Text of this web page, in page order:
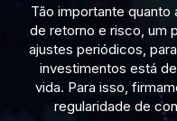
Tão importante quanto
de retorno e risco, um
ajustes periódicos,
investimentos está
vida. Para isso,
regularidade de